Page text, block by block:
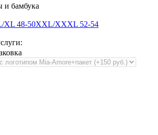
и бамбука
XL 48-50XXL/XXXL 52-54